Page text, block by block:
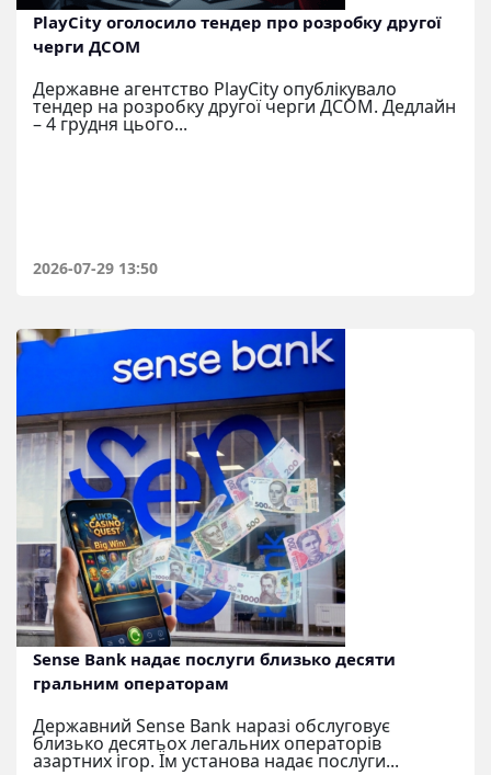
PlayCity оголосило тендер про розробку другої
черги ДСОМ
Державне агентство PlayCity опублікувало
тендер на розробку другої черги ДСОМ. Дедлайн
– 4 грудня цього...
2026-07-29 13:50
Sense Bank надає послуги близько десяти
гральним операторам
Державний Sense Bank наразі обслуговує
близько десятьох легальних операторів
азартних ігор. Їм установа надає послуги...